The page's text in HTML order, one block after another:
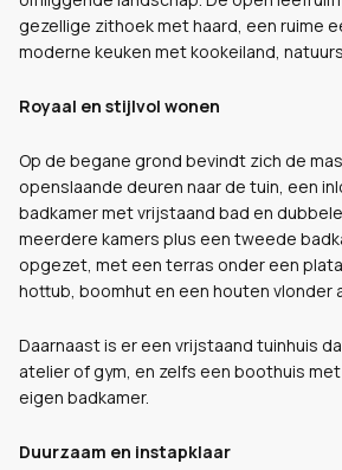
gezellige zithoek met haard, een ruime
moderne keuken met kookeiland,
Royaal en stijlvol wonen
Op de begane grond bevindt zich de
openslaande deuren naar de tuin, een
badkamer met vrijstaand bad en
meerdere kamers plus een tweede
opgezet, met een terras onder een
hottub, boomhut en een houten vlonder
Daarnaast is er een vrijstaand tuinhuis
atelier of gym, en zelfs een boothuis
eigen badkamer.
Duurzaam en instapklaar